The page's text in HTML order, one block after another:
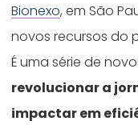
Bionexo, em São
novos recursos do
É uma série de
revolucionar a
impactar em